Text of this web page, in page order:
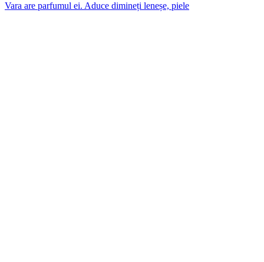
Vara are parfumul ei. Aduce dimineți leneșe, piele